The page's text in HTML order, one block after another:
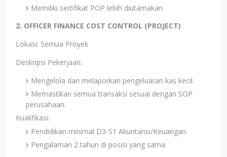
Memiliki sertifikat POP lebih diutamakan.
2. OFFICER FINANCE COST CONTROL (PROJECT)
Lokasi: Semua Proyek
Deskripsi Pekerjaan:
Mengelola dan melaporkan pengeluaran kas kecil.
Memastikan semua transaksi sesuai dengan SOP
perusahaan.
Kualifikasi:
Pendidikan minimal D3-S1 Akuntansi/Keuangan.
Pengalaman 2 tahun di posisi yang sama.